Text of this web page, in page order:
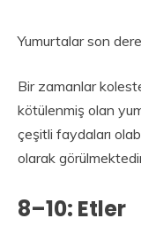
Yumurtalar son
Bir zamanlar
kötülenmiş olan
çeşitli faydaları
olarak
8–10: Etler